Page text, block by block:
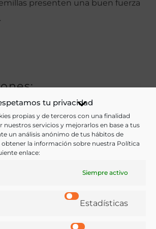
tu privacidad
propias y de terceros con una finalidad
nuestros servicios y mejorarlos en base a tus
un análisis anónimo de tus hábitos de
obtener la información sobre nuestra Política
enlace:
Siempre activo
Estadísticas
presenten una buen fuerza